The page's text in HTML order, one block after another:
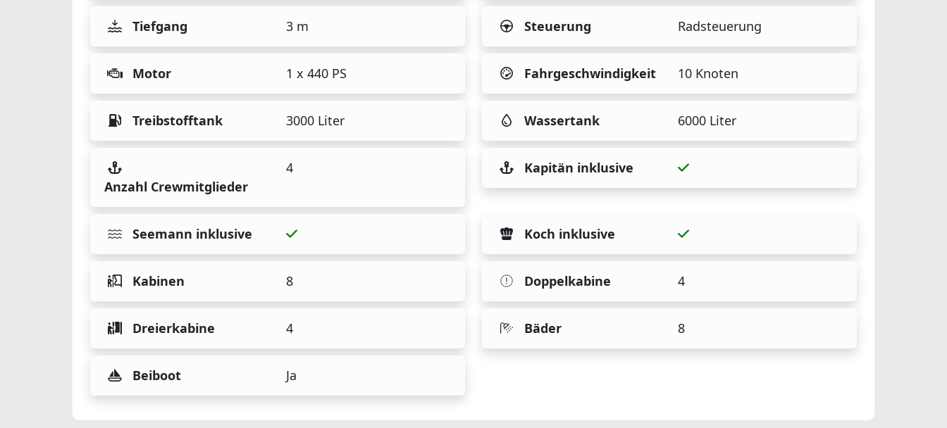
Tiefgang 3 m Steuerung Radsteuerung
Motor 1 x 440 PS Fahrgeschwindigkeit 10 Knoten
Treibstofftank 3000 Liter Wassertank 6000 Liter
Anzahl Crewmitglieder
4 Kapitän inklusive
Seemann inklusive Koch inklusive
Kabinen 8 Doppelkabine 4
Dreierkabine 4 Bäder 8
Beiboot Ja